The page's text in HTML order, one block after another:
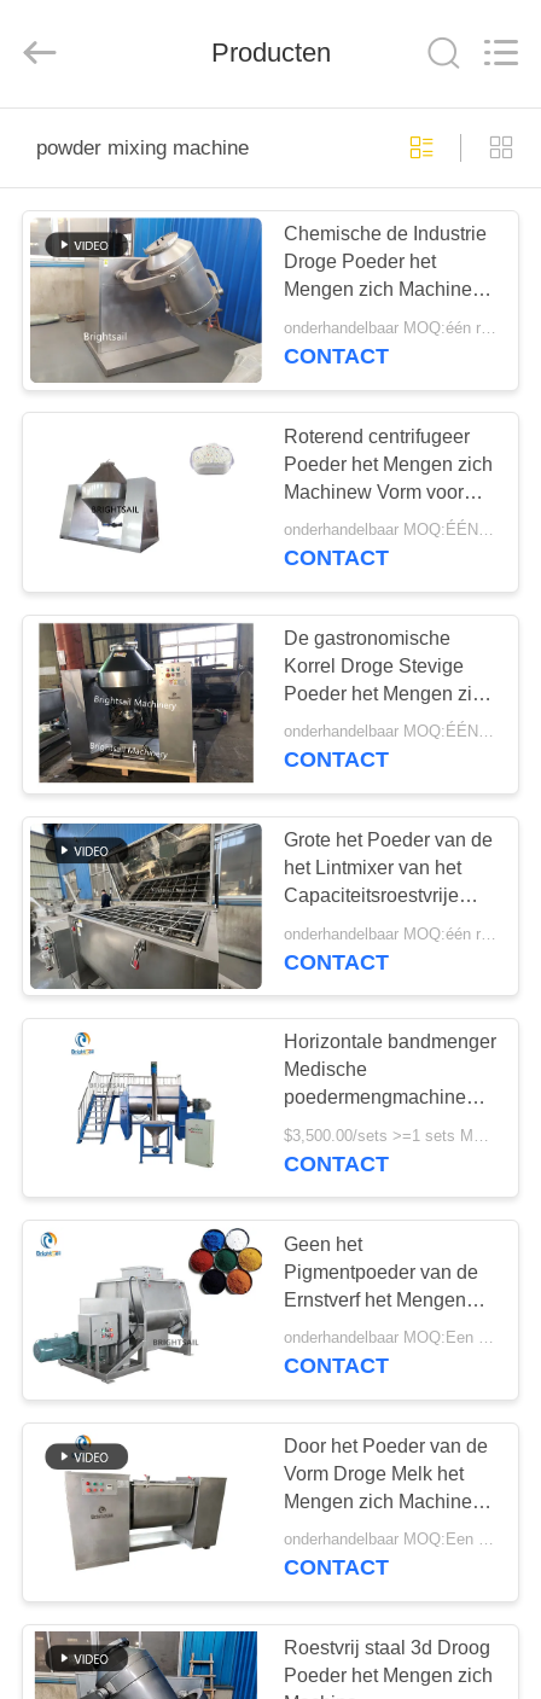
PRODUCTEN
VIDEOS
ONGEVEER
ONS
FABRIEKSRONDLEIDING
KWALITEITSCONTROLE
CONTACTEER
ONS
NIEUWS
GEVALLEN
SITEMAP
PRIVACY
POLICY
Machinery
Co.,Ltd..
Reserved.
Producten
powder mixing machine
Chemische de Industrie
Droge Poeder het
Mengen zich Machine 5
aan 1000l-3d Volume
onderhandelbaar MOQ:één reeks
CONTACT
Roterend centrifugeer
Poeder het Mengen zich
Machinew Vorm voor
Apotheek
onderhandelbaar MOQ:ÉÉN REEKS
CONTACT
De gastronomische
Korrel Droge Stevige
Poeder het Mengen zich
Droge Mixer van het
Machine4000l Voedsel
onderhandelbaar MOQ:ÉÉN REEKS
CONTACT
Grote het Poeder van de
het Lintmixer van het
Capaciteitsroestvrije
staal Droge het Mengen
zich Machine
CONTACT
Horizontale bandmenger
Medische
poedermengmachine
met CE 2,2 kW
$3,500.00/sets >=1 sets MOQ:één reeks
CONTACT
Geen het
Pigmentpoeder van de
Ernstverf het Mengen
zich Machine, die
Mixermachine mengen
onderhandelbaar MOQ:Een set
CONTACT
Door het Poeder van de
Vorm Droge Melk het
Mengen zich Machine
Industriële 50-1000L
SS304/316
onderhandelbaar MOQ:Een set
CONTACT
Roestvrij staal 3d Droog
Poeder het Mengen zich